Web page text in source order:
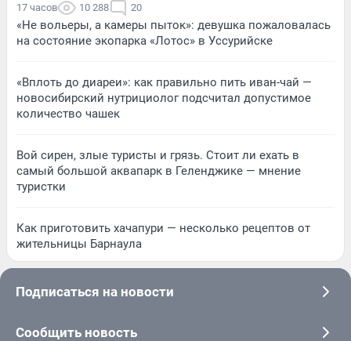
17 часов 10 288 20
«Не вольеры, а камеры пыток»: девушка пожаловалась
на состояние экопарка «Лотос» в Уссурийске
«Вплоть до диареи»: как правильно пить иван-чай —
новосибирский нутрициолог подсчитал допустимое
количество чашек
Вой сирен, злые туристы и грязь. Стоит ли ехать в
самый большой аквапарк в Геленджике — мнение
туристки
Как приготовить хачапури — несколько рецептов от
жительницы Барнаула
Подписаться на новости
Сообщить новость